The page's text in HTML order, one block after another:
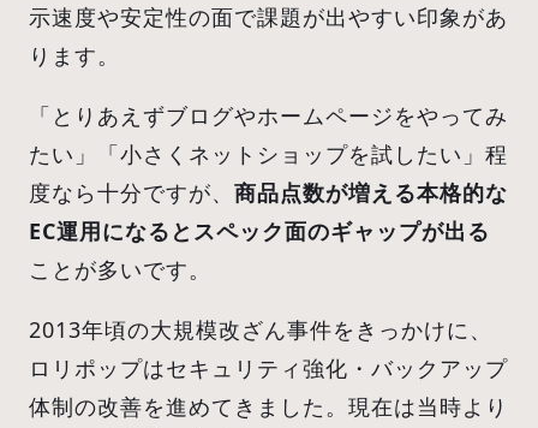
示速度や安定性の面で課題が出やすい印象があ
ります。
「とりあえずブログやホームページをやってみ
たい」「小さくネットショップを試したい」程
度なら十分ですが、 商品点数が増える本格的な
EC運用になるとスペック面のギャップが出る
ことが多いです。
2013年頃の大規模改ざん事件をきっかけに、
ロリポップはセキュリティ強化・バックアップ
体制の改善を進めてきました。現在は当時より